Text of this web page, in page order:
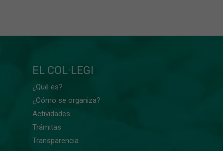
EL COL·LEGI
¿Qué es?
¿Cómo se organiza?
Actividades
Trámitas
Transparencia